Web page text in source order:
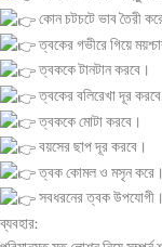
কোন চটচটে ভাব তৈরী
ত্বকের গভীরে গিয়ে
ত্বককে টানটান করবে।
ত্বকের বলিরেখা দূর
ত্বককে মোটা করবে।
বয়সের ছাপ দূর করবে।
ত্বক কোমল ও মসৃন করে।
সবধরনের ত্বক উপযোগী।
ব্যবহার: